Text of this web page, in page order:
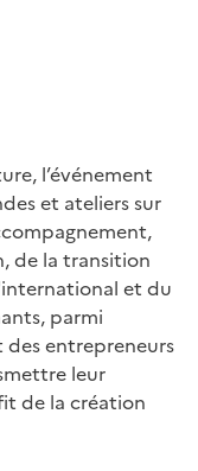
l’événement
et ateliers sur
de la transition
et du
parmi
des entrepreneurs
leur
de la création